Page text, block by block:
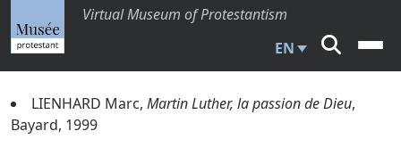
Virtual Museum of Protestantism
EN
LIENHARD Marc, Martin Luther, la passion de Dieu,
Bayard, 1999